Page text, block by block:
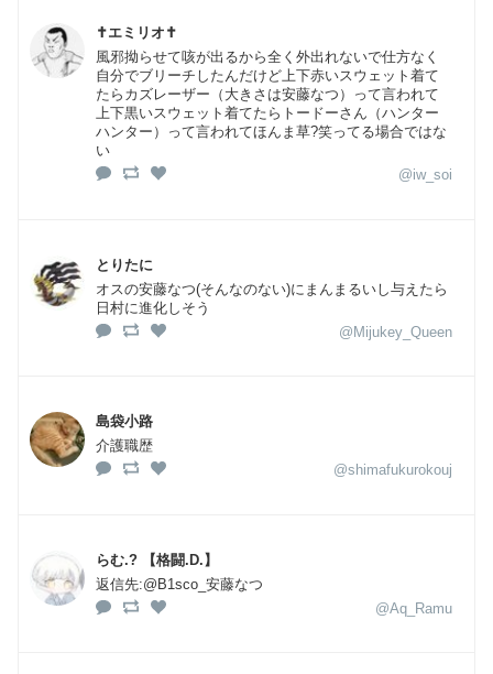
✝️エミリオ✝️
風邪拗らせて咳が出るから全く外出れないで仕方なく
自分でブリーチしたんだけど上下赤いスウェット着て
たらカズレーザー（大きさは安藤なつ）って言われて
上下黒いスウェット着てたらトードーさん（ハンター
ハンター）って言われてほんま草?笑ってる場合ではな
い
@iw_soi
とりたに
オスの安藤なつ(そんなのない)にまんまるいし与えたら
日村に進化しそう
@Mijukey_Queen
島袋小路
介護職歴
@shimafukurokouj
らむ.? 【格闘.D.】
返信先:@B1sco_安藤なつ
@Aq_Ramu